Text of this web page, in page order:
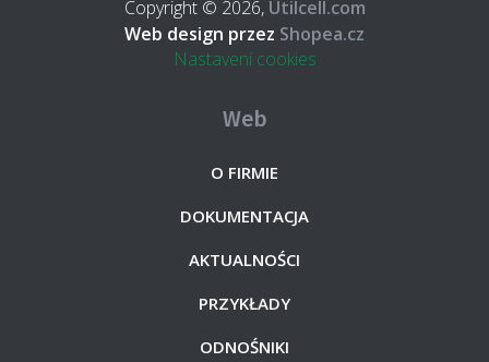
Copyright © 2026, Utilcell.com
Web design przez Shopea.cz
Nastavení cookies
Web
O FIRMIE
DOKUMENTACJA
AKTUALNOŚCI
PRZYKŁADY
ODNOŚNIKI